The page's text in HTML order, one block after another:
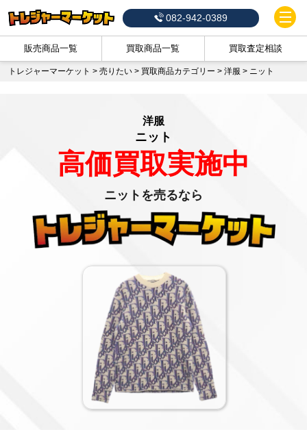
082-942-0389
販売商品一覧 買取商品一覧 買取査定相談
トレジャーマーケット > 売りたい > 買取商品カテゴリー > 洋服 > ニット
洋服
ニット
高価買取実施中
ニットを売るなら